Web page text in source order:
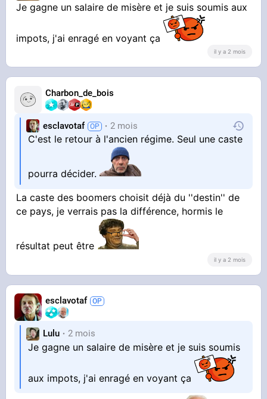
Je gagne un salaire de misère et je suis soumis aux
impots, j'ai enragé en voyant ça
il y a 2 mois
Charbon_de_bois
esclavotaf 2 mois
C'est le retour à l'ancien régime. Seul une caste
pourra décider.
La caste des boomers choisit déjà du ''destin'' de
ce pays, je verrais pas la différence, hormis le
résultat peut être
il y a 2 mois
esclavotaf
Lulu 2 mois
Je gagne un salaire de misère et je suis soumis
aux impots, j'ai enragé en voyant ça